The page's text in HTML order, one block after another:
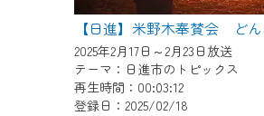
【日進】米野木奉賛会 ど
2025年2月17日～2月23日放送
テーマ：日進市のトピックス
再生時間：00:03:12
登録日：2025/02/18
作業の間は、
ご不便をおか